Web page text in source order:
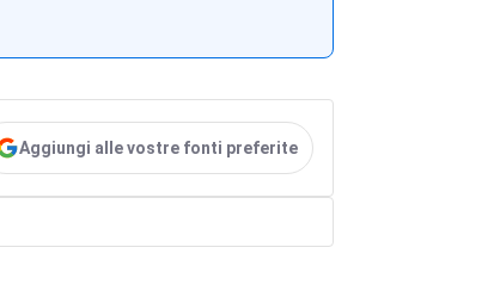
Aggiungi alle vostre fonti preferite